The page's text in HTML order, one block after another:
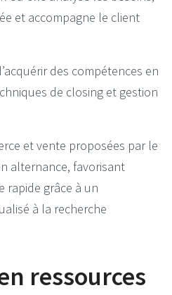
et accompagne le client
des compétences en
de closing et gestion
et vente proposées par le
alternance, favorisant
rapide grâce à un
à la recherche
ressources